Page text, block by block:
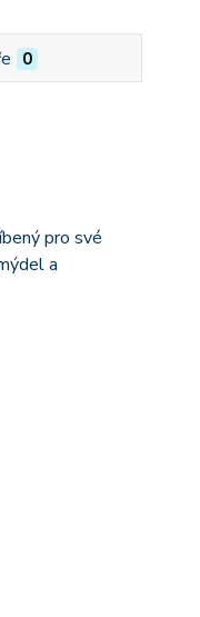
0
pro své
a